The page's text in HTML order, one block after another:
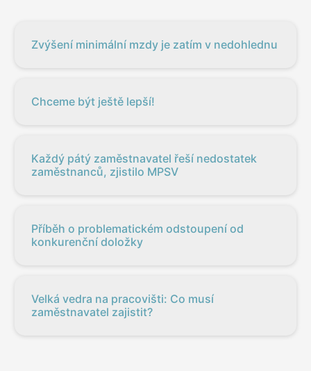
Zvýšení minimální mzdy je zatím v nedohlednu
Chceme být ještě lepší!
Každý pátý zaměstnavatel řeší nedostatek
zaměstnanců, zjistilo MPSV
Příběh o problematickém odstoupení od
konkurenční doložky
Velká vedra na pracovišti: Co musí
zaměstnavatel zajistit?